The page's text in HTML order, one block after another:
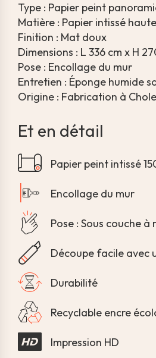
Type : Papier peint
Matière : Papier intissé
Finition : Mat doux
Dimensions : L 336 cm x H
Pose : Encollage du mur
Entretien : Éponge humide
Origine : Fabrication à
Et en détail
Papier peint intissé
Encollage du mur
Pose : Sous couche
Découpe facile avec
Durabilité
Recyclable encre
Impression HD